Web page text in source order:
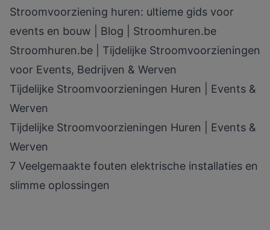
Stroomvoorziening huren: ultieme gids voor
events en bouw | Blog | Stroomhuren.be
Stroomhuren.be | Tijdelijke Stroomvoorzieningen
voor Events, Bedrijven & Werven
Tijdelijke Stroomvoorzieningen Huren | Events &
Werven
Tijdelijke Stroomvoorzieningen Huren | Events &
Werven
7 Veelgemaakte fouten elektrische installaties en
slimme oplossingen